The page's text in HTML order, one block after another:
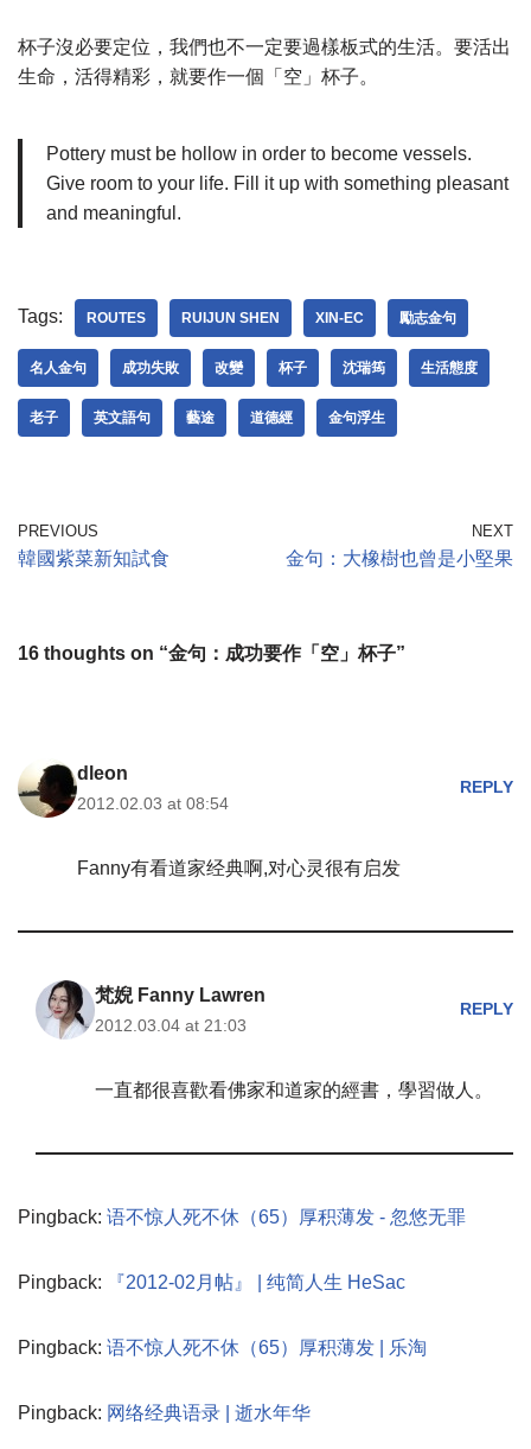
杯子沒必要定位，我們也不一定要過樣板式的生活。要活出
生命，活得精彩，就要作一個「空」杯子。
Pottery must be hollow in order to become vessels.
Give room to your life. Fill it up with something pleasant
and meaningful.
Tags: ROUTES RUIJUN SHEN XIN-EC 勵志金句
名人金句 成功失敗 改變 杯子 沈瑞筠 生活態度
老子 英文語句 藝途 道德經 金句浮生
PREVIOUS
韓國紫菜新知試食
NEXT
金句：大橡樹也曾是小堅果
16 thoughts on “金句：成功要作「空」杯子”
dleon
2012.02.03 at 08:54
REPLY
Fanny有看道家经典啊,对心灵很有启发
梵婗 Fanny Lawren
2012.03.04 at 21:03
REPLY
一直都很喜歡看佛家和道家的經書，學習做人。
Pingback: 语不惊人死不休（65）厚积薄发 - 忽悠无罪
Pingback: 『2012-02月帖』 | 纯简人生 HeSac
Pingback: 语不惊人死不休（65）厚积薄发 | 乐淘
Pingback: 网络经典语录 | 逝水年华